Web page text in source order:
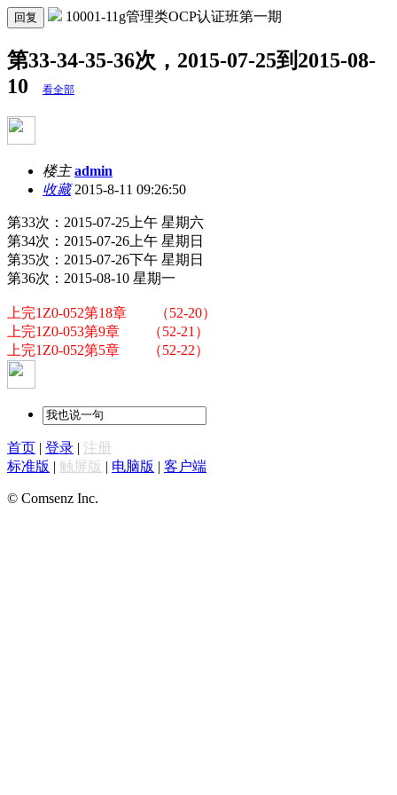
回复 10001-11g管理类OCP认证班第一期
第33-34-35-36次，2015-07-25到2015-08-
10
看全部
楼主 admin
收藏2015-8-11 09:26:50
第33次：2015-07-25上午 星期六
第34次：2015-07-26上午 星期日
第35次：2015-07-26下午 星期日
第36次：2015-08-10 星期一
上完1Z0-052第18章 （52-20）
上完1Z0-053第9章 （52-21）
上完1Z0-052第5章 （52-22）
首页 | 登录 | 注册
标准版 | 触屏版 | 电脑版 | 客户端
© Comsenz Inc.